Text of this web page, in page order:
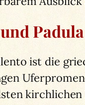
Padula
ist die